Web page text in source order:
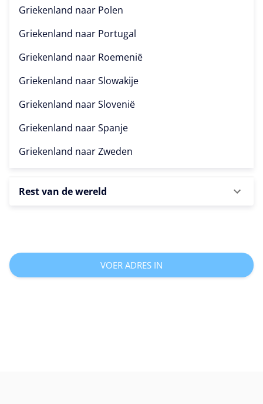
Griekenland naar Polen
Griekenland naar Portugal
Griekenland naar Roemenië
Griekenland naarSlowakije
Griekenland naarSlovenië
Griekenland naarSpanje
Griekenland naarZweden
Rest van de wereld
VOER ADRES IN